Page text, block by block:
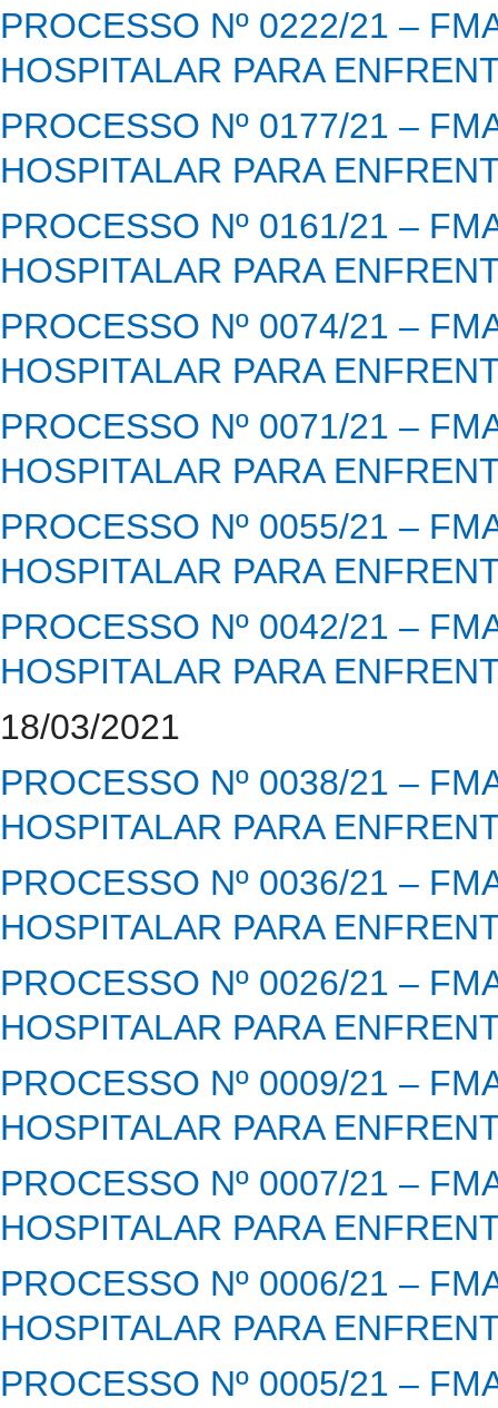
PROCESSO Nº 0222/21 –
HOSPITALAR PARA
PROCESSO Nº 0177/21 –
HOSPITALAR PARA
PROCESSO Nº 0161/21 –
HOSPITALAR PARA
PROCESSO Nº 0074/21 –
HOSPITALAR PARA
PROCESSO Nº 0071/21 –
HOSPITALAR PARA
PROCESSO Nº 0055/21 –
HOSPITALAR PARA
PROCESSO Nº 0042/21 –
HOSPITALAR PARA
18/03/2021
PROCESSO Nº 0038/21 –
HOSPITALAR PARA
PROCESSO Nº 0036/21 –
HOSPITALAR PARA
PROCESSO Nº 0026/21 –
HOSPITALAR PARA
PROCESSO Nº 0009/21 –
HOSPITALAR PARA
PROCESSO Nº 0007/21 –
HOSPITALAR PARA
PROCESSO Nº 0006/21 –
HOSPITALAR PARA
PROCESSO Nº 0005/21 –